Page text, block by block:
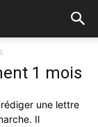
1 mois
une lettre
Il